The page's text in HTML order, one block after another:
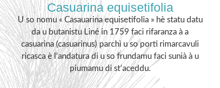
Casuarina equisetifolia
U so nomu « Casauarina equisetifolia » hè statu datu
da u butanistu Liné in 1759 faci rifaranza à a
casuarina (casuarinus) parchì u so porti rimarcavuli
ricasca è l’andatura di u so frundamu faci sunià à u
piumamu di st’aceddu.